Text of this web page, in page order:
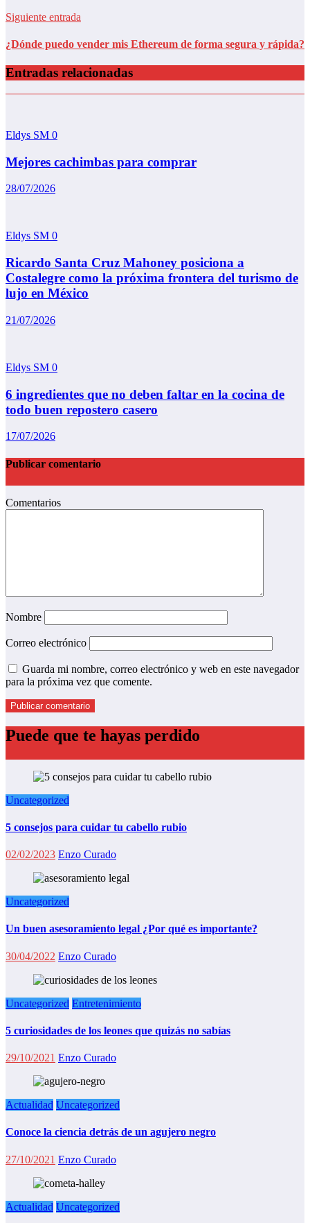
Siguiente entrada
¿Dónde puedo vender mis Ethereum de forma segura y rápida?
Entradas relacionadas
Eldys SM 0
Mejores cachimbas para comprar
28/07/2026
Eldys SM 0
Ricardo Santa Cruz Mahoney posiciona a
Costalegre como la próxima frontera del turismo de
lujo en México
21/07/2026
Eldys SM 0
6 ingredientes que no deben faltar en la cocina de
todo buen repostero casero
17/07/2026
Publicar comentario
Comentarios
Nombre
Correo electrónico
Guarda mi nombre, correo electrónico y web en este navegador
para la próxima vez que comente.
Puede que te hayas perdido
Uncategorized
5 consejos para cuidar tu cabello rubio
02/02/2023 Enzo Curado
Uncategorized
Un buen asesoramiento legal ¿Por qué es importante?
30/04/2022 Enzo Curado
Uncategorized Entretenimiento
5 curiosidades de los leones que quizás no sabías
29/10/2021 Enzo Curado
Actualidad Uncategorized
Conoce la ciencia detrás de un agujero negro
27/10/2021 Enzo Curado
Actualidad Uncategorized